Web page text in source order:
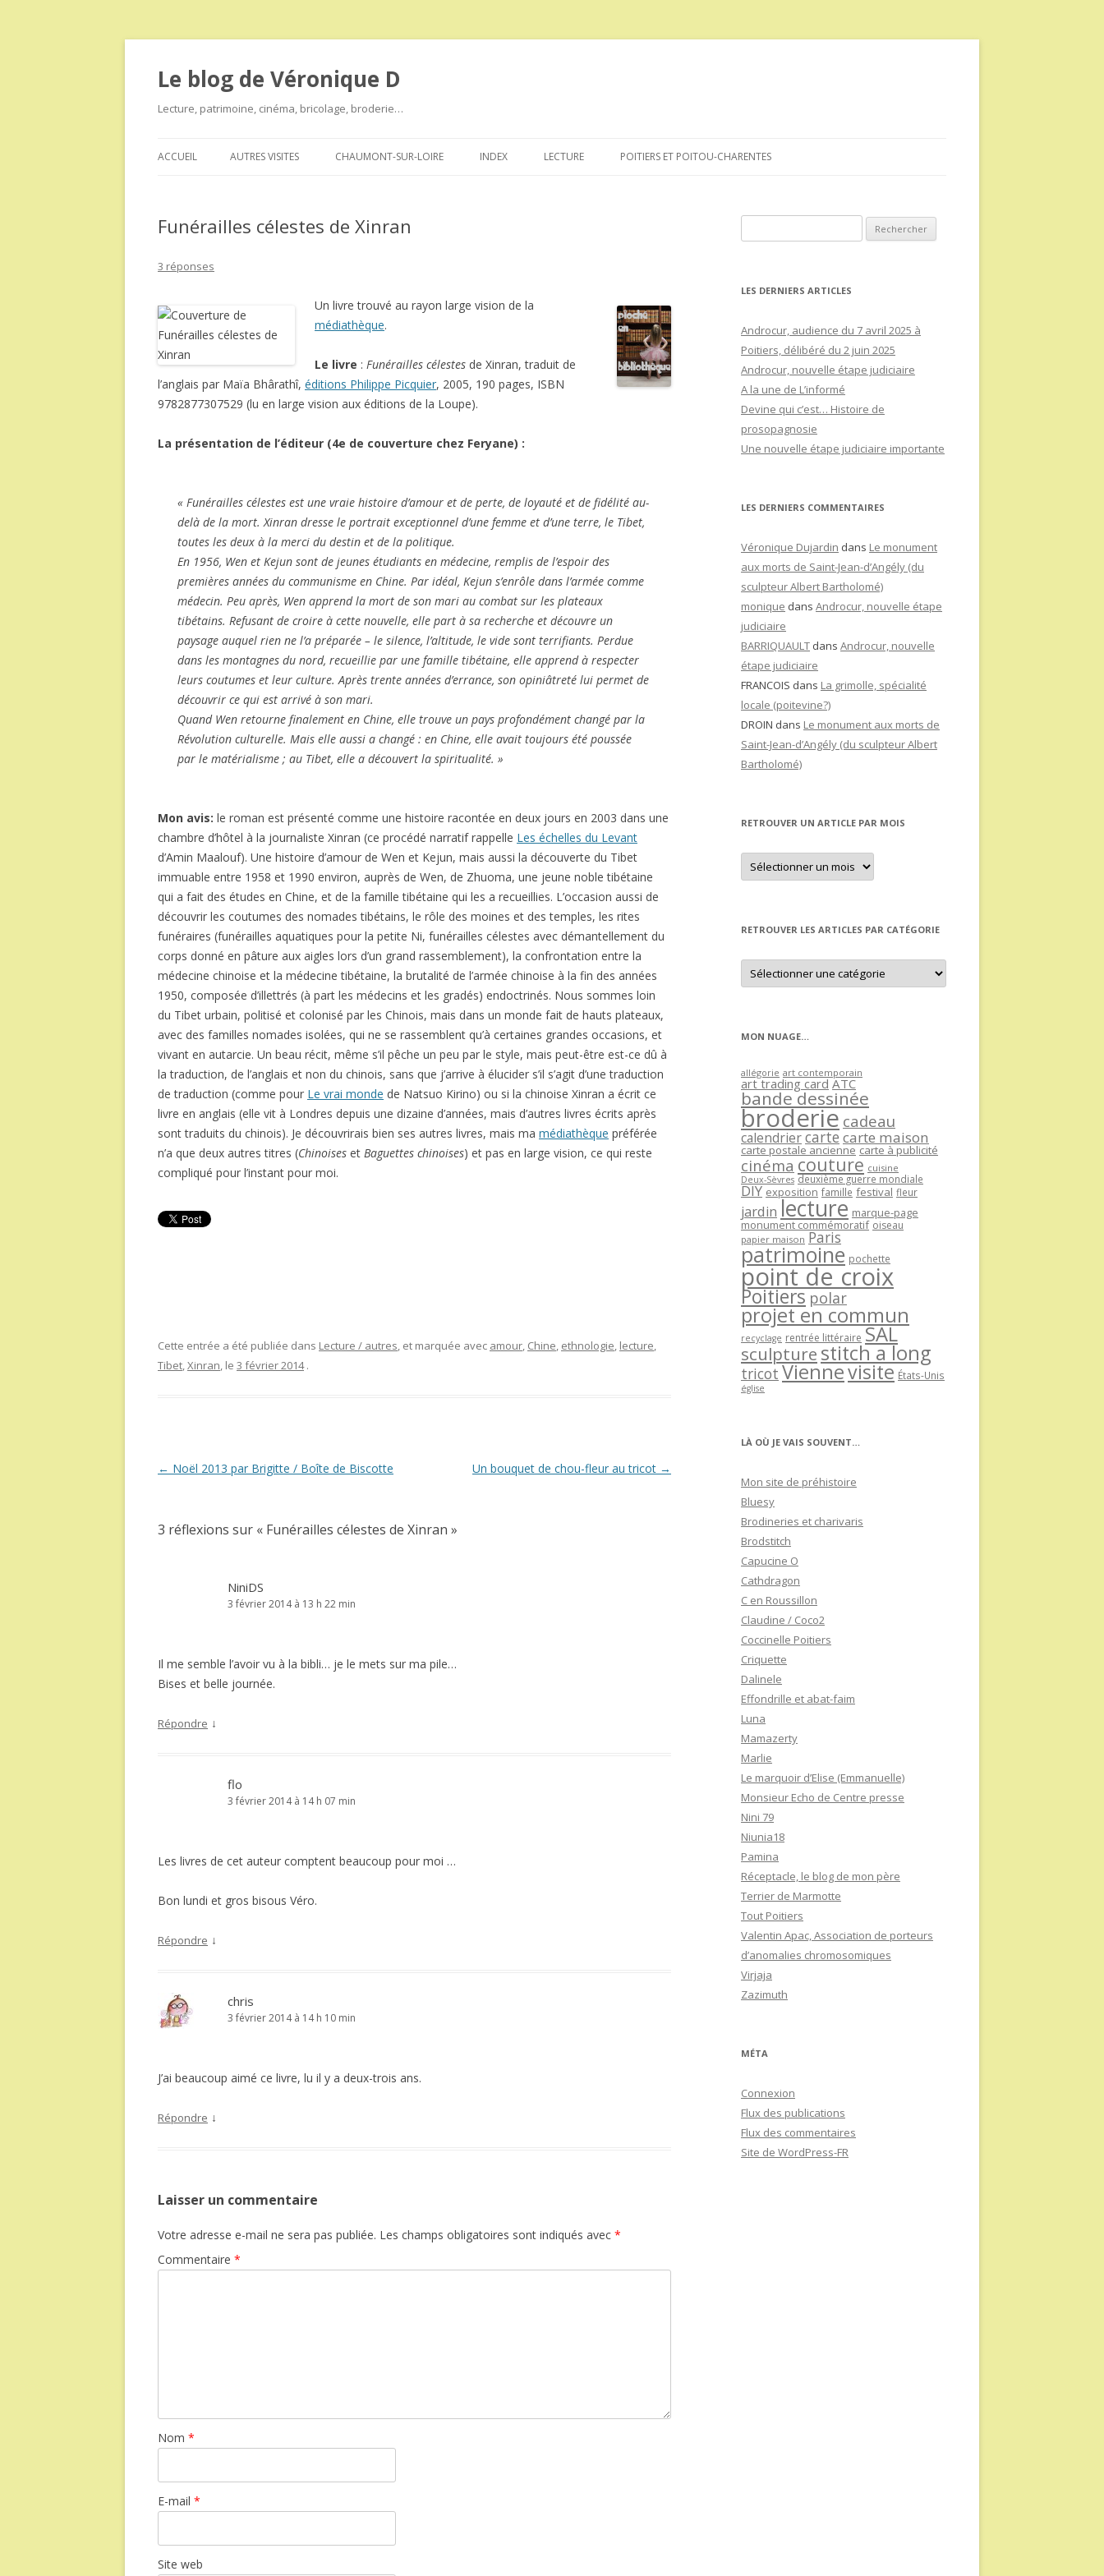
Le blog de Véronique D
Lecture, patrimoine, cinéma, bricolage, broderie…
au
ACCUEIL AUTRES VISITES CHAUMONT-SUR-LOIRE INDEX LECTURE POITIERS ET POITOU-CHARENTES
Funérailles célestes de Xinran
3 réponses
Un livre trouvé au rayon large vision de la
médiathèque.
Le livre : Funérailles célestes de Xinran, traduit de
l’anglais par Maïa Bhârathî, éditions Philippe Picquier, 2005, 190 pages, ISBN
9782877307529 (lu en large vision aux éditions de la Loupe).
La présentation de l’éditeur (4e de couverture chez Feryane) :
« Funérailles célestes est une vraie histoire d’amour et de perte, de loyauté et de fidélité au-
delà de la mort. Xinran dresse le portrait exceptionnel d’une femme et d’une terre, le Tibet,
toutes les deux à la merci du destin et de la politique.
En 1956, Wen et Kejun sont de jeunes étudiants en médecine, remplis de l’espoir des
premières années du communisme en Chine. Par idéal, Kejun s’enrôle dans l’armée comme
médecin. Peu après, Wen apprend la mort de son mari au combat sur les plateaux
tibétains. Refusant de croire à cette nouvelle, elle part à sa recherche et découvre un
paysage auquel rien ne l’a préparée – le silence, l’altitude, le vide sont terrifiants. Perdue
dans les montagnes du nord, recueillie par une famille tibétaine, elle apprend à respecter
leurs coutumes et leur culture. Après trente années d’errance, son opiniâtreté lui permet de
découvrir ce qui est arrivé à son mari.
Quand Wen retourne finalement en Chine, elle trouve un pays profondément changé par la
Révolution culturelle. Mais elle aussi a changé : en Chine, elle avait toujours été poussée
par le matérialisme ; au Tibet, elle a découvert la spiritualité. »
Mon avis: le roman est présenté comme une histoire racontée en deux jours en 2003 dans une
chambre d’hôtel à la journaliste Xinran (ce procédé narratif rappelle Les échelles du Levant
d’Amin Maalouf). Une histoire d’amour de Wen et Kejun, mais aussi la découverte du Tibet
immuable entre 1958 et 1990 environ, auprès de Wen, de Zhuoma, une jeune noble tibétaine
qui a fait des études en Chine, et de la famille tibétaine qui les a recueillies. L’occasion aussi de
découvrir les coutumes des nomades tibétains, le rôle des moines et des temples, les rites
funéraires (funérailles aquatiques pour la petite Ni, funérailles célestes avec démantellement du
corps donné en pâture aux aigles lors d’un grand rassemblement), la confrontation entre la
médecine chinoise et la médecine tibétaine, la brutalité de l’armée chinoise à la fin des années
1950, composée d’illettrés (à part les médecins et les gradés) endoctrinés. Nous sommes loin
du Tibet urbain, politisé et colonisé par les Chinois, mais dans un monde fait de hauts plateaux,
avec des familles nomades isolées, qui ne se rassemblent qu’à certaines grandes occasions, et
vivant en autarcie. Un beau récit, même s’il pêche un peu par le style, mais peut-être est-ce dû à
la traduction, de l’anglais et non du chinois, sans que j’arrive à élucider s’il s’agit d’une traduction
de traduction (comme pour Le vrai monde de Natsuo Kirino) ou si la chinoise Xinran a écrit ce
livre en anglais (elle vit à Londres depuis une dizaine d’années, mais d’autres livres écrits après
sont traduits du chinois). Je découvrirais bien ses autres livres, mais ma médiathèque préférée
n’a que deux autres titres (Chinoises et Baguettes chinoises) et pas en large vision, ce qui reste
compliqué pour l’instant pour moi.
Cette entrée a été publiée dans Lecture / autres, et marquée avec amour, Chine, ethnologie, lecture,
Tibet,Xinran, le 3 février 2014 .
Navigation
← Noël 2013 par Brigitte / Boîte de Biscotte Un bouquet de chou-fleur au tricot →
3 réflexions sur « Funérailles célestes de Xinran »
NiniDS
3 février 2014 à 13 h 22 min
Il me semble l’avoir vu à la bibli… je le mets sur ma pile…
Bises et belle journée.
Répondre ↓
flo
3 février 2014 à 14 h 07 min
Les livres de cet auteur comptent beaucoup pour moi …
Bon lundi et gros bisous Véro.
Répondre ↓
chris
3 février 2014 à 14 h 10 min
J’ai beaucoup aimé ce livre, lu il y a deux-trois ans.
Répondre ↓
Laisser un commentaire
Votre adresse e-mail ne sera pas publiée. Les champs obligatoires sont indiqués avec *
Commentaire *
Nom *
E-mail *
Site web
LES DERNIERS ARTICLES
Androcur, audience du 7 avril 2025 à
Poitiers, délibéré du 2 juin 2025
Androcur, nouvelle étape judiciaire
A la une de L’informé
Devine qui c’est… Histoire de
prosopagnosie
Une nouvelle étape judiciaire importante
LES DERNIERS COMMENTAIRES
Véronique Dujardin dans Le monument
aux morts de Saint-Jean-d’Angély (du
sculpteur Albert Bartholomé)
monique dans Androcur, nouvelle étape
judiciaire
BARRIQUAULT dans Androcur, nouvelle
étape judiciaire
FRANCOIS dans La grimolle, spécialité
locale (poitevine?)
DROIN dans Le monument aux morts de
Saint-Jean-d’Angély (du sculpteur Albert
Bartholomé)
RETROUVER UN ARTICLE PAR MOIS
Retrouver
un
article
RETROUVER LES ARTICLES PAR CATÉGORIE
Retrouver
les
articles
MON NUAGE…
allégorie art contemporain
art trading card ATC
bande dessinée
broderie cadeau
calendriercartecarte maison
carte postale ancienne carte à publicité
cinéma couture cuisine
Deux-Sèvres deuxième guerre mondiale
DIY exposition famille festival fleur
jardin lecture marque-page
monument commémoratif oiseau
papier maison Paris
patrimoine pochette
point de croix
Poitiers polar
projet en commun
recyclage rentrée littéraire SAL
sculpture stitch a long
tricot Viennevisite États-Unis
église
LÀ OÙ JE VAIS SOUVENT…
Mon site de préhistoire
Bluesy
Brodineries et charivaris
Brodstitch
Capucine O
Cathdragon
C en Roussillon
Claudine / Coco2
Coccinelle Poitiers
Criquette
Dalinele
Effondrille et abat-faim
Luna
Mamazerty
Marlie
Le marquoir d’Elise (Emmanuelle)
Monsieur Echo de Centre presse
Nini 79
Niunia18
Pamina
Réceptacle, le blog de mon père
Terrier de Marmotte
Tout Poitiers
Valentin Apac, Association de porteurs
d’anomalies chromosomiques
Virjaja
Zazimuth
MÉTA
Connexion
Flux des publications
Flux des commentaires
Site de WordPress-FR